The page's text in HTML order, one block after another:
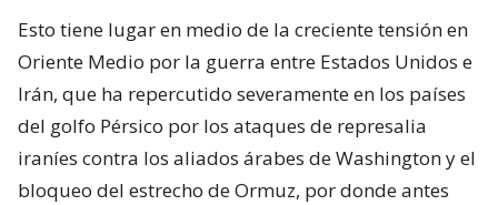
Esto tiene lugar en medio de la creciente tensión en
Oriente Medio por la guerra entre Estados Unidos e
Irán, que ha repercutido severamente en los países
del golfo Pérsico por los ataques de represalia
iraníes contra los aliados árabes de Washington y el
bloqueo del estrecho de Ormuz, por donde antes